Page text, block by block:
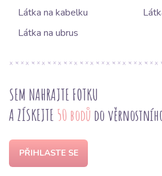
Látka na kabelku
Látka na ubrus
SEM NAHRAJTE FOTKU
A ZÍSKEJTE 50 bodů do
PŘIHLASTE SE